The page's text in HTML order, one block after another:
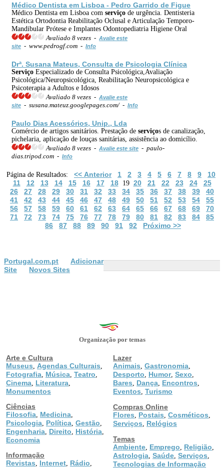
Médico Dentista em Lisboa - Pedro Garrido de Figue
Médico Dentista em Lisboa com serviço de urgência. Dentisteria
Estética Ortodontia Reabilitação Oclusal e Articulação Temporo-
Mandibular Prótese e Implantes Odontopediatria Higiene Oral
Avaliado 8 vezes - Avalie este
site - www.pedrogf.com - Info
Drª. Susana Mateus, Consulta de Psicologia Clínica
Serviço Especializado de Consulta Psicológica,Avaliação
Psicológica/Neuropsicológica, Reabilitação Neuropsicológica e
Psicoterapia a Adultos e Idosos
Avaliado 8 vezes - Avalie este
site - susana.mateuz.googlepages.com/ - Info
Paulo Dias Acessórios, Unip., Lda
Comércio de artigos sanitários. Prestação de serviços de canalização,
pichelaria, aplicação de louças sanitárias, assistência ao domicílio.
Avaliado 8 vezes - Avalie este site - paulo-
dias.tripod.com - Info
Página de Resultados: << Anterior 1 2 3 4 5 6 7 8 9
10
11
12 13 14 15 16 17 1819 20 21 22 23 24
25
26
27 28 29 30 31 32 33 34 35 36 37 38 39
40
41
42 43 44 45 46 47 48 49 50 51 52 53 54
55
56
57 58 59 60 61 62 63 64 65 66 67 68 69
70
71
72 73 74 75 76 77 78 79 80 81 82 83 84
85
86
87 88 89 90 91 92 Próximo >>
Portugal.com.pt
Adicionar
Site
Novos Sites
Organização por temas
Arte e Cultura
Museus
Agendas Culturais
Fotografia Música Teatro
Cinema Literatura
Monumentos
Ciências
Filosofia Medicina
Psicologia Política Gestão
Engenharia Direito História
Economia
Informação
Revistas
Internet Rádio
Lazer
Animais Gastronomia
Desporto Humor, Sexo
Bares Dança Encontros
Eventos Turismo
Compras Online
Flores
Postais Cosméticos
Serviços
Relógios
Temas
Ambiente Emprego Religião
Astrologia Saúde Serviços
Tecnologias de Informação